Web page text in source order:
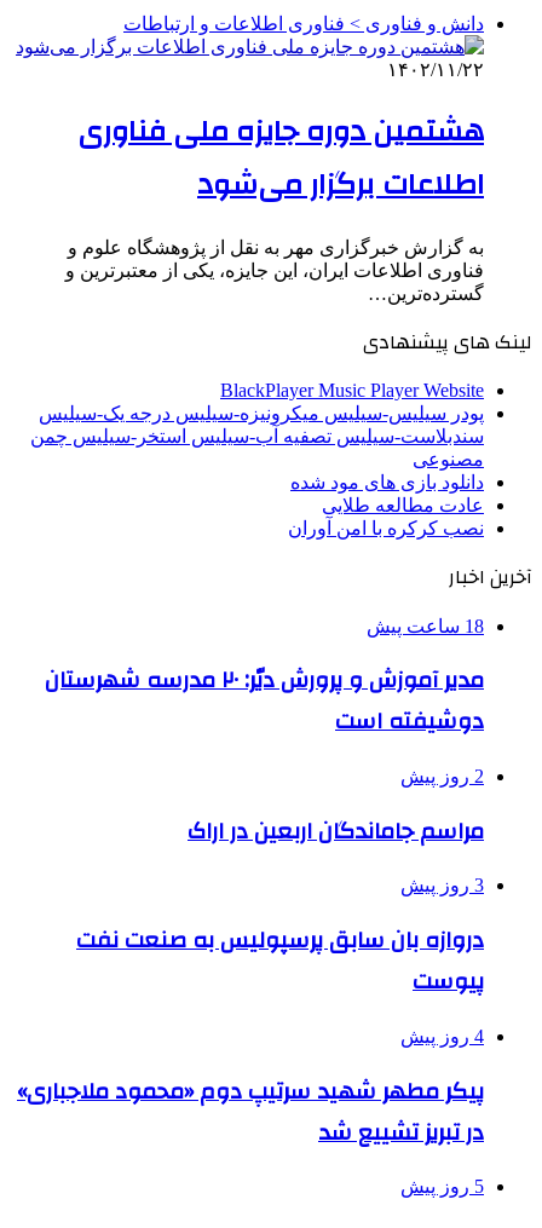
دانش و فناوری > فناوری اطلاعات و ارتباطات
۱۴۰۲/۱۱/۲۲
هشتمین دوره جایزه ملی فناوری
اطلاعات برگزار می‌شود
به گزارش خبرگزاری مهر به نقل از پژوهشگاه علوم و
فناوری اطلاعات ایران، این جایزه، یکی از معتبرترین و
گسترده‌ترین…
لینک های پیشنهادی
BlackPlayer Music Player Website
پودر سیلیس-سیلیس میکرونیزه-سیلیس درجه یک-سیلیس
سندبلاست-سیلیس تصفیه آب-سیلیس استخر-سیلیس چمن
مصنوعی
دانلود بازی های مود شده
عادت مطالعه طلایی
نصب کرکره با امن آوران
آخرین اخبار
18 ساعت پیش
مدیر آموزش و پرورش دیّر: ۲۰ مدرسه شهرستان
دوشیفته است
2 روز پیش
مراسم جاماندگان اربعین در اراک
3 روز پیش
دروازه بان سابق پرسپولیس به صنعت نفت
پیوست
4 روز پیش
پیکر مطهر شهید سرتیپ دوم «محمود ملاجباری»
در تبریز تشییع شد
5 روز پیش